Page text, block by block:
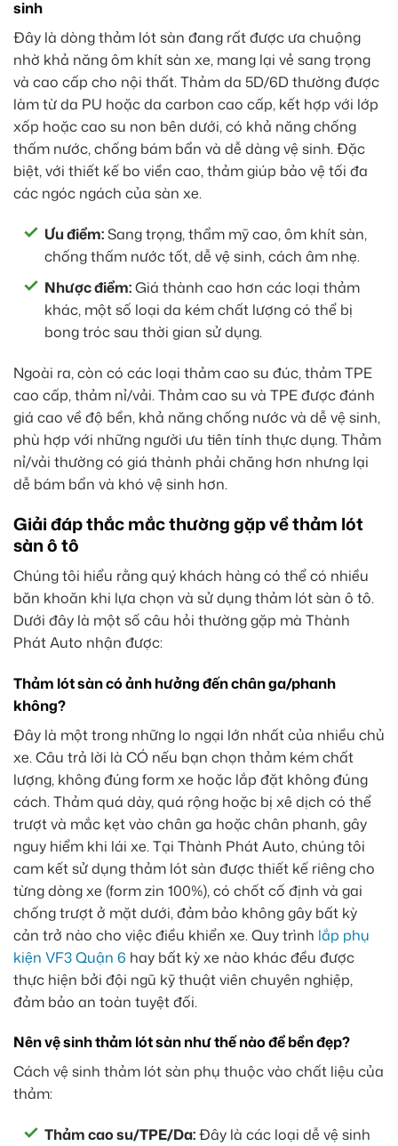
sinh
Đây là dòng thảm lót sàn đang rất được ưa chuộng
nhờ khả năng ôm khít sàn xe, mang lại vẻ sang trọng
và cao cấp cho nội thất. Thảm da 5D/6D thường được
làm từ da PU hoặc da carbon cao cấp, kết hợp với lớp
xốp hoặc cao su non bên dưới, có khả năng chống
thấm nước, chống bám bẩn và dễ dàng vệ sinh. Đặc
biệt, với thiết kế bo viền cao, thảm giúp bảo vệ tối đa
các ngóc ngách của sàn xe.
Ưu điểm:Sang trọng, thẩm mỹ cao, ôm khít sàn,
chống thấm nước tốt, dễ vệ sinh, cách âm nhẹ.
Nhược điểm:Giá thành cao hơn các loại thảm
khác, một số loại da kém chất lượng có thể bị
bong tróc sau thời gian sử dụng.
Ngoài ra, còn có các loại thảm cao su đúc, thảm TPE
cao cấp, thảm nỉ/vải. Thảm cao su và TPE được đánh
giá cao về độ bền, khả năng chống nước và dễ vệ sinh,
phù hợp với những người ưu tiên tính thực dụng. Thảm
nỉ/vải thường có giá thành phải chăng hơn nhưng lại
dễ bám bẩn và khó vệ sinh hơn.
Giải đáp thắc mắc thường gặp về thảm lót
sàn ô tô
Chúng tôi hiểu rằng quý khách hàng có thể có nhiều
băn khoăn khi lựa chọn và sử dụng thảm lót sàn ô tô.
Dưới đây là một số câu hỏi thường gặp mà Thành
Phát Auto nhận được:
Thảm lót sàn có ảnh hưởng đến chân ga/phanh
không?
Đây là một trong những lo ngại lớn nhất của nhiều chủ
xe. Câu trả lời là CÓ nếu bạn chọn thảm kém chất
lượng, không đúng form xe hoặc lắp đặt không đúng
cách. Thảm quá dày, quá rộng hoặc bị xê dịch có thể
trượt và mắc kẹt vào chân ga hoặc chân phanh, gây
nguy hiểm khi lái xe. Tại Thành Phát Auto, chúng tôi
cam kết sử dụng thảm lót sàn được thiết kế riêng cho
từng dòng xe (form zin 100%), có chốt cố định và gai
chống trượt ở mặt dưới, đảm bảo không gây bất kỳ
cản trở nào cho việc điều khiển xe. Quy trình lắp phụ
kiện VF3 Quận 6 hay bất kỳ xe nào khác đều được
thực hiện bởi đội ngũ kỹ thuật viên chuyên nghiệp,
đảm bảo an toàn tuyệt đối.
Nên vệ sinh thảm lót sàn như thế nào để bền đẹp?
Cách vệ sinh thảm lót sàn phụ thuộc vào chất liệu của
thảm:
Thảm cao su/TPE/Da:Đây là các loại dễ vệ sinh